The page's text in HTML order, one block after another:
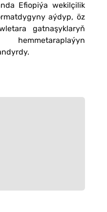
Efiopiýa wekilçilik
aýdyp, öz
gatnaşyklaryň
hemmetaraplaýyn